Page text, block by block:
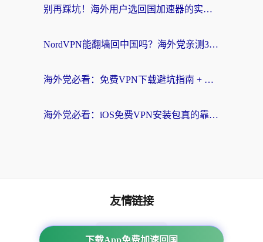
别再踩坑！海外用户选回国加速器的实用技巧：Steam加速、VPN对比全解析
NordVPN能翻墙回中国吗？海外党亲测3款回国加速器，教你选对不踩坑
海外党必看：免费VPN下载避坑指南 + 无缝访问国内资源的正确打开方式
海外党必看：iOS免费VPN安装包真的靠谱吗？教你选对回国加速器无缝刷国内资源
下载App免费加速回国
友情链接
海外回国加速器